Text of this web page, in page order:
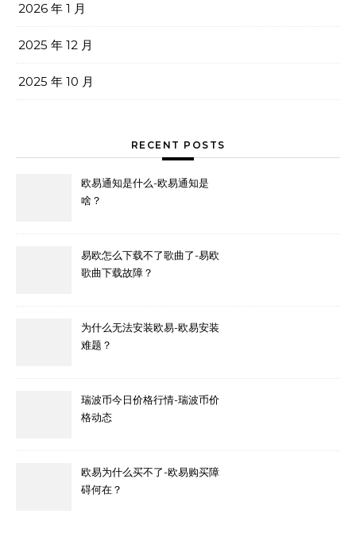
2026 年 1 月
2025 年 12 月
2025 年 10 月
RECENT POSTS
欧易通知是什么-欧易通知是
啥？
易欧怎么下载不了歌曲了-易欧
歌曲下载故障？
为什么无法安装欧易-欧易安装
难题？
瑞波币今日价格行情-瑞波币价
格动态
欧易为什么买不了-欧易购买障
碍何在？